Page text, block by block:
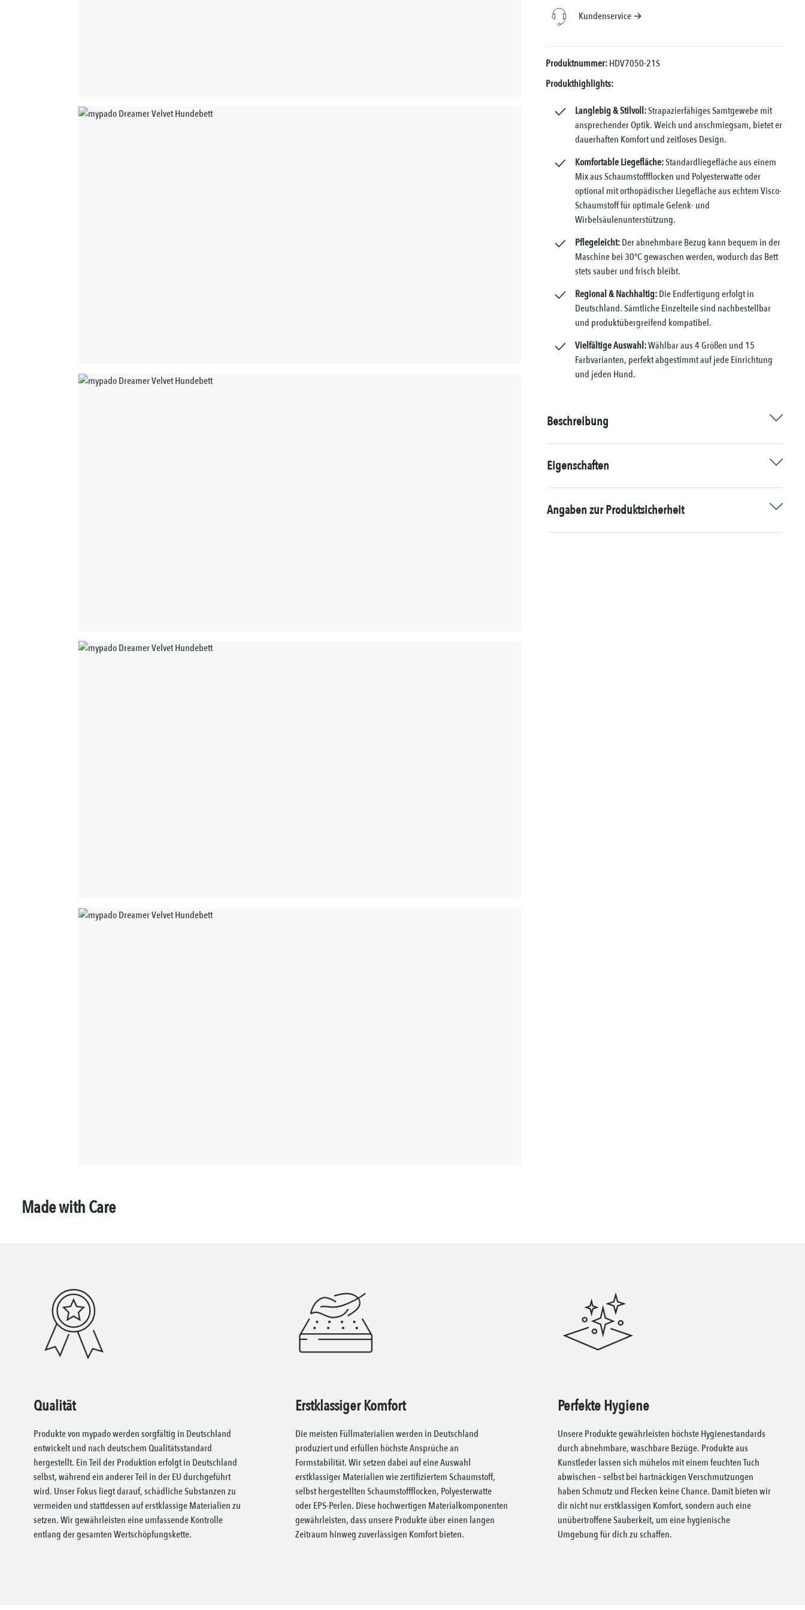
Kundenservice →
Produktnummer:HDV7050-21S
Produkthighlights:
Langlebig & Stilvoll:Strapazierfähiges Samtgewebe mit
ansprechender Optik. Weich und anschmiegsam, bietet er
dauerhaften Komfort und zeitloses Design.
Komfortable Liegefläche:Standardliegefläche aus einem
Mix aus Schaumstoffflocken und Polyesterwatte oder
optional mit orthopädischer Liegefläche aus echtem Visco-
Schaumstoff für optimale Gelenk- und
Wirbelsäulenunterstützung.
Pflegeleicht:Der abnehmbare Bezug kann bequem in der
Maschine bei 30°C gewaschen werden, wodurch das Bett
stets sauber und frisch bleibt.
Regional & Nachhaltig:Die Endfertigung erfolgt in
Deutschland. Sämtliche Einzelteile sind nachbestellbar
und produktübergreifend kompatibel.
Vielfältige Auswahl:Wählbar aus 4 Größen und 15
Farbvarianten, perfekt abgestimmt auf jede Einrichtung
und jeden Hund.
Beschreibung
Eigenschaften
Angaben zur Produktsicherheit
Made with Care
Qualität
Produkte von mypado werden sorgfältig in Deutschland
entwickelt und nach deutschem Qualitätsstandard
hergestellt. Ein Teil der Produktion erfolgt in Deutschland
selbst, während ein anderer Teil in der EU durchgeführt
wird. Unser Fokus liegt darauf, schädliche Substanzen zu
vermeiden und stattdessen auf erstklassige Materialien zu
setzen. Wir gewährleisten eine umfassende Kontrolle
entlang der gesamten Wertschöpfungskette.
Erstklassiger Komfort
Die meisten Füllmaterialien werden in Deutschland
produziert und erfüllen höchste Ansprüche an
Formstabilität. Wir setzen dabei auf eine Auswahl
erstklassiger Materialien wie zertifiziertem Schaumstoff,
selbst hergestellten Schaumstoffflocken, Polyesterwatte
oder EPS-Perlen. Diese hochwertigen Materialkomponenten
gewährleisten, dass unsere Produkte über einen langen
Zeitraum hinweg zuverlässigen Komfort bieten.
Perfekte Hygiene
Unsere Produkte gewährleisten höchste Hygienestandards
durch abnehmbare, waschbare Bezüge. Produkte aus
Kunstleder lassen sich mühelos mit einem feuchten Tuch
abwischen – selbst bei hartnäckigen Verschmutzungen
haben Schmutz und Flecken keine Chance. Damit bieten wir
dir nicht nur erstklassigen Komfort, sondern auch eine
unübertroffene Sauberkeit, um eine hygienische
Umgebung für dich zu schaffen.